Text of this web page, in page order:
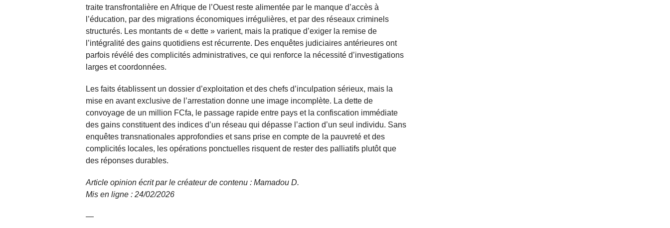
traite transfrontalière en Afrique de l’Ouest reste alimentée par le manque d’accès à
l’éducation, par des migrations économiques irrégulières, et par des réseaux criminels
structurés. Les montants de « dette » varient, mais la pratique d’exiger la remise de
l’intégralité des gains quotidiens est récurrente. Des enquêtes judiciaires antérieures ont
parfois révélé des complicités administratives, ce qui renforce la nécessité d’investigations
larges et coordonnées.
Les faits établissent un dossier d’exploitation et des chefs d’inculpation sérieux, mais la
mise en avant exclusive de l’arrestation donne une image incomplète. La dette de
convoyage de un million FCfa, le passage rapide entre pays et la confiscation immédiate
des gains constituent des indices d’un réseau qui dépasse l’action d’un seul individu. Sans
enquêtes transnationales approfondies et sans prise en compte de la pauvreté et des
complicités locales, les opérations ponctuelles risquent de rester des palliatifs plutôt que
des réponses durables.
Article opinion écrit par le créateur de contenu : Mamadou D.
Mis en ligne : 24/02/2026
—